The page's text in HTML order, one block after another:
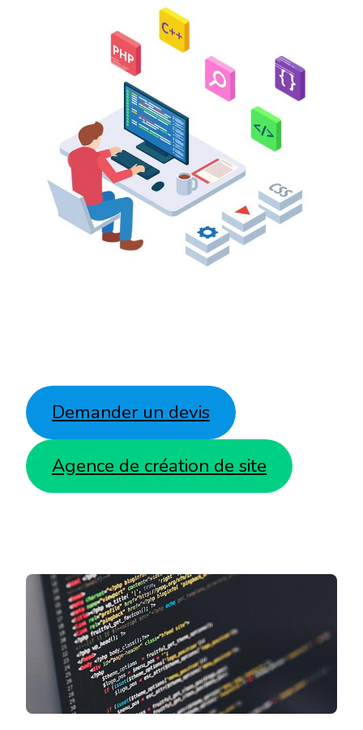
Demander un devis
Agence de création de site